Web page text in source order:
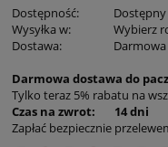
Dostępność:
Dostępny
Wysyłka w:
Wybierz
Dostawa:
Darmowa
Cena nie zawiera
Darmowa dostawa do
Tylko teraz 5% rabatu na
Czas na zwrot: 14 dni
Zapłać bezpiecznie